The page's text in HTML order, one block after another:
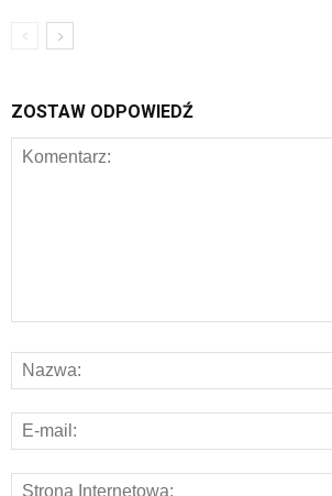
ZOSTAW ODPOWIEDŹ